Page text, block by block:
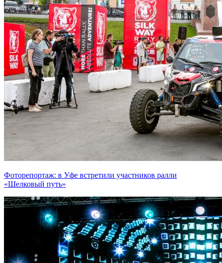
Фоторепортаж: в Уфе встретили участников ралли
«Шелковый путь»